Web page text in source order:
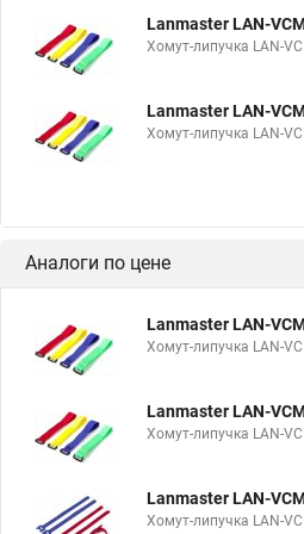
Хомут на шланг 20 Кронштейны и
Хомут из стальной трубы Хомутов p
Lanmaster LAN-
Хомут-липучка LAN-
Lanmaster LAN-
Хомут-липучка LAN-
Аналоги по цене
Lanmaster LAN-
Хомут-липучка LAN-
Lanmaster LAN-
Хомут-липучка LAN-
Lanmaster LAN-
Хомут-липучка LAN-